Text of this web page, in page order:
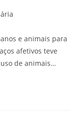
e animais para
afetivos teve
de animais…